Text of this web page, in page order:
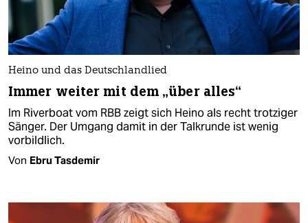
Heino und das Deutschlandlied
Immer weiter mit dem „über alles“
Im Riverboat vom RBB zeigt sich Heino als recht trotziger
Sänger. Der Umgang damit in der Talkrunde ist wenig
vorbildlich.
Von Ebru Tasdemir